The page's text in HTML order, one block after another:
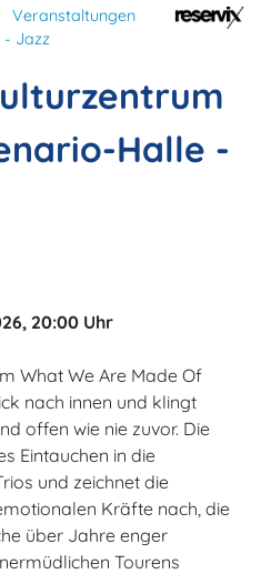
Veranstaltungen
- Jazz
Halle -
20:00 Uhr
What We Are Made Of
nach innen und klingt
offen wie nie zuvor. Die
Eintauchen in die
und zeichnet die
Kräfte nach, die
über Jahre enger
Tourens